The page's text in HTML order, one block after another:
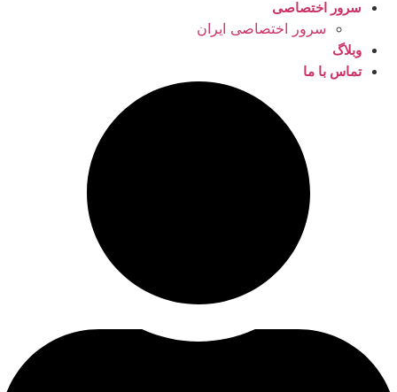
سرور اختصاصی
سرور اختصاصی ایران
وبلاگ
تماس با ما